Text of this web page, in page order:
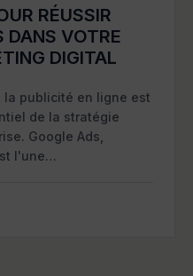
RÉUSSIR
DANS VOTRE
DIGITAL
la publicité en ligne est
de la stratégie
Google Ads,
l'une…